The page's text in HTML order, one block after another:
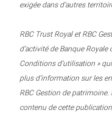
exigée dans d’autres
RBC Trust Royal et RBC
d’activité de Banque
Conditions d’utilisation »
plus d’information sur les
RBC Gestion de
contenu de cette